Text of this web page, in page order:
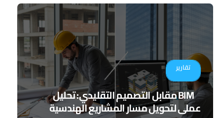
تقارير
BIM مقابل التصميم التقليدي: تحليل
عملي لتحويل مسار المشاريع الهندسية